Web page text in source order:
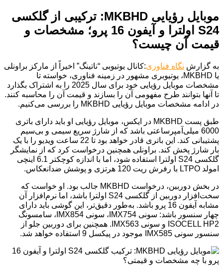
موبایل رؤیایی MKBHD: ترکیبی از گلکسی
S24 اولترا و آیفون 16 پرو؛ مشخصات و
قیمت آن چیست؟
به گزارش نگاه فناوری:کانال یوتیوبی “ناتینگ” اخیراً از مارکز براونلی
یا MKBHD، یوتیوبری مشهور در زمینه فناوری، خواسته تا
مشخصات موبایل رؤیایی خود برای سال 2025 را به اشتراک بگذارد
تا آنها بتوانند طرح مفهومی آن را بسازند و قیمت آن را محاسبه کنند.
در ادامه مشخصات موبایل رؤیایی MKBHD را بررسی می‌کنیم.
طبق پست MKBHD در ایکس، موبایل رؤیایی او باید دارای باتری
6000 میلی‌آمپرساعتی باشد که از شارژ سریع سیمی و بی‌سیم
پشتیبانی کند. این باتری قادر خواهد بود تا 22 ساعت ویدیو را با یک
بار شارژ پخش کند. براونلی همچنین درخواست کرد که از نمایشگر
گلکسی S24 اولترا استفاده شود، اما با اندازه کوچکتر 6.1 اینچی
امولد LTPO با رفرش ریت 120 هرتزی و پوشش ضدانعکاس.
در بخش دوربین، درخواست MKBHD جالب بود. او خواست که
سخت‌افزار دوربین از گلکسی S24 اولترا باشد، اما نرم‌افزار آن
مشابه آیفون 16 پرو باشد. به‌طور دقیق‌تر، این گوشی باید دارای
چهار سنسور باشد: سونی IMX754، سونی IMX854، سامسونگ
ISOCELL HP2 و سونی IMX563. همچنین برای دوربین جلو از
سنسور سونی IMX585 موجود در پیکسل 9 استفاده خواهد شد.